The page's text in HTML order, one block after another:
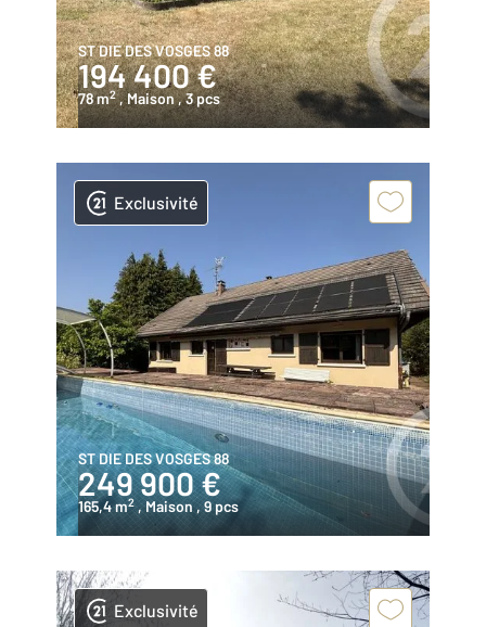
ST DIE DES VOSGES 88
194 400 €
78 m2 , Maison, 3 pcs
Exclusivité
ST DIE DES VOSGES 88
249 900 €
165,4 m2 , Maison, 9 pcs
Exclusivité